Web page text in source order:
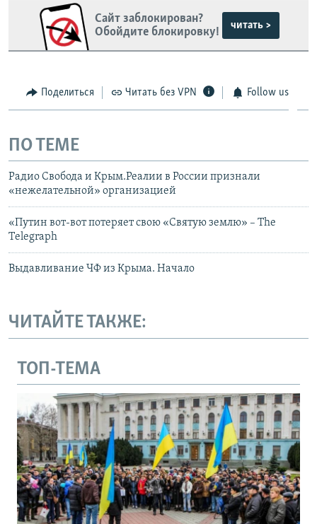
Сайт заблокирован?
Обойдите блокировку!
читать >
Поделиться Читать без VPN Follow us
ПО ТЕМЕ
Радио Свобода и Крым.Реалии в России признали
«нежелательной» организацией
«Путин вот-вот потеряет свою «Святую землю» – Тhe
Тelegraph
Выдавливание ЧФ из Крыма. Начало
ЧИТАЙТЕ ТАКЖЕ:
ТОП-ТЕМА